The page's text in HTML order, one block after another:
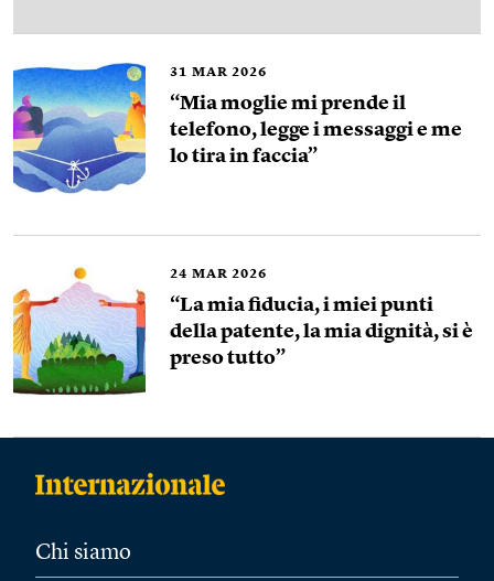
31 MAR 2026
“Mia moglie mi prende il
telefono, legge i messaggi e me
lo tira in faccia”
24 MAR 2026
“La mia fiducia, i miei punti
della patente, la mia dignità, si è
preso tutto”
Chi siamo